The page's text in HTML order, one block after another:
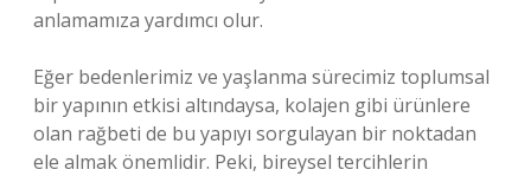
anlamamıza yardımcı olur.
Eğer bedenlerimiz ve yaşlanma sürecimiz toplumsal
bir yapının etkisi altındaysa, kolajen gibi ürünlere
olan rağbeti de bu yapıyı sorgulayan bir noktadan
ele almak önemlidir. Peki, bireysel tercihlerin